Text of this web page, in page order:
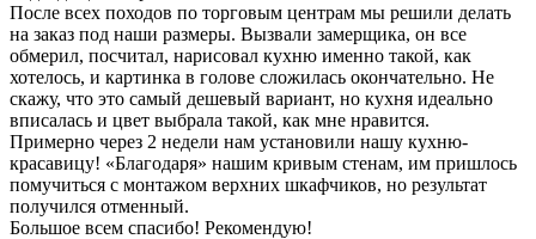
После всех походов по торговым центрам мы решили делать
на заказ под наши размеры. Вызвали замерщика, он все
обмерил, посчитал, нарисовал кухню именно такой, как
хотелось, и картинка в голове сложилась окончательно. Не
скажу, что это самый дешевый вариант, но кухня идеально
вписалась и цвет выбрала такой, как мне нравится.
Примерно через 2 недели нам установили нашу кухню-
красавицу! «Благодаря» нашим кривым стенам, им пришлось
помучиться с монтажом верхних шкафчиков, но результат
получился отменный.
Большое всем спасибо! Рекомендую!